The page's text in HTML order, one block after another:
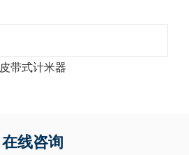
皮带式计米器
在线咨询